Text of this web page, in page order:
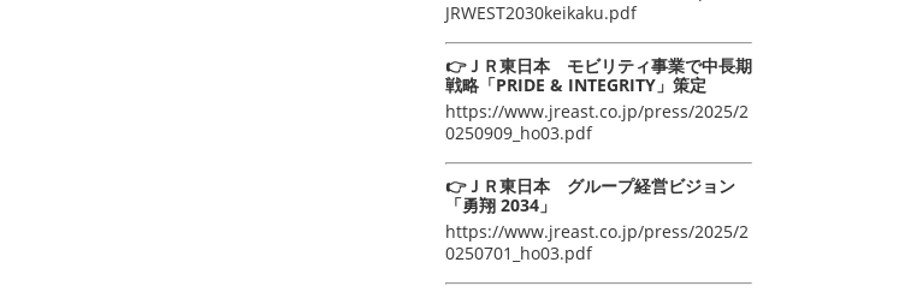
JRWEST2030keikaku.pdf
👉ＪＲ東日本 モビリティ事業で中長期
戦略「PRIDE & INTEGRITY」策定
https://www.jreast.co.jp/press/2025/2
0250909_ho03.pdf
👉ＪＲ東日本 グループ経営ビジョン
「勇翔 2034」
https://www.jreast.co.jp/press/2025/2
0250701_ho03.pdf